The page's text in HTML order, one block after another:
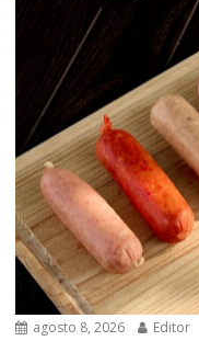
agosto 8, 2026 Editor